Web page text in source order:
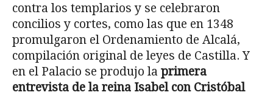
contra los templarios y se celebraron
concilios y cortes, como las que en 1348
promulgaron el Ordenamiento de Alcalá,
compilación original de leyes de Castilla. Y
en el Palacio se produjo la primera
entrevista de la reina Isabel con Cristóbal